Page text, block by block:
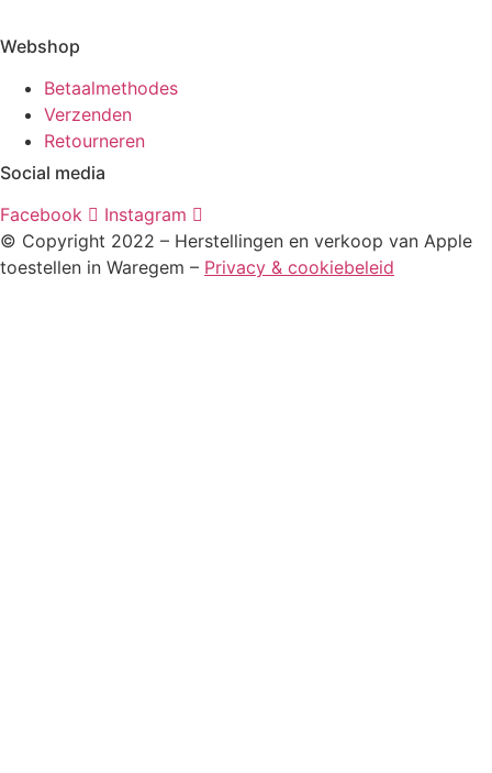
Webshop
Betaalmethodes
Verzenden
Retourneren
Social media
Facebook
Instagram
© Copyright 2022 – Herstellingen en verkoop van Apple
toestellen in Waregem – Privacy & cookiebeleid